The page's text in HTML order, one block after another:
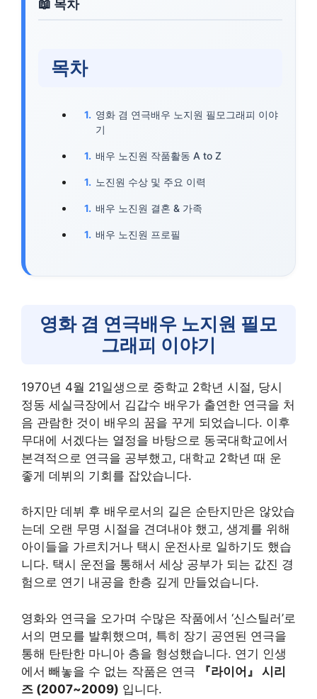
목차
영화 겸 연극배우 노지원 필모그래피 이야
기
배우 노진원 작품활동 A to Z
노진원 수상 및 주요 이력
배우 노진원 결혼 & 가족
배우 노진원 프로필
영화 겸 연극배우 노지원 필모
그래피 이야기
1970년 4월 21일생으로 중학교 2학년 시절, 당시
정동 세실극장에서 김갑수 배우가 출연한 연극을 처
음 관람한 것이 배우의 꿈을 꾸게 되었습니다. 이후
무대에 서겠다는 열정을 바탕으로 동국대학교에서
본격적으로 연극을 공부했고, 대학교 2학년 때 운
좋게 데뷔의 기회를 잡았습니다.
하지만 데뷔 후 배우로서의 길은 순탄지만은 않았습
는데 오랜 무명 시절을 견뎌내야 했고, 생계를 위해
아이들을 가르치거나 택시 운전사로 일하기도 했습
니다. 택시 운전을 통해서 세상 공부가 되는 값진 경
험으로 연기 내공을 한층 깊게 만들었습니다.
영화와 연극을 오가며 수많은 작품에서 ‘신스틸러’로
서의 면모를 발휘했으며, 특히 장기 공연된 연극을
통해 탄탄한 마니아 층을 형성했습니다. 연기 인생
에서 빼놓을 수 없는 작품은 연극
『라이어』 시리
즈 (2007~2009) 입니다.